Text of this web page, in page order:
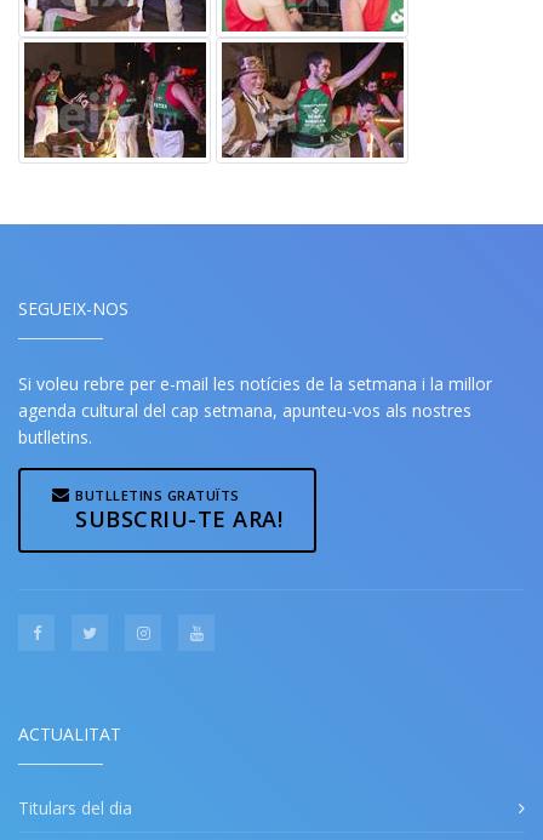
SEGUEIX-NOS
Si voleu rebre per e-mail les notícies de la setmana i la millor
agenda cultural del cap setmana, apunteu-vos als nostres
butlletins.
BUTLLETINS GRATUÏTS
SUBSCRIU-TE ARA!
ACTUALITAT
Titulars del dia